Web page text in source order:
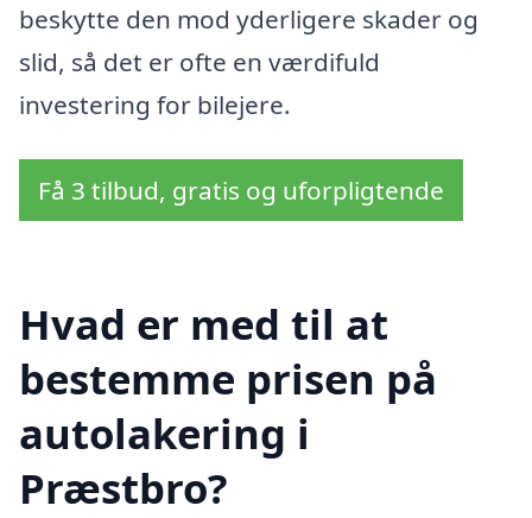
beskytte den mod yderligere skader og
slid, så det er ofte en værdifuld
investering for bilejere.
Få 3 tilbud, gratis og uforpligtende
Hvad er med til at
bestemme prisen på
autolakering i
Præstbro?